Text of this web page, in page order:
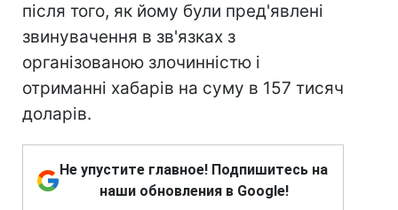
після того, як йому були пред'явлені
звинувачення в зв'язках з
організованою злочинністю і
отриманні хабарів на суму в 157 тисяч
доларів.
Не упустите главное! Подпишитесь на
наши обновления в Google!